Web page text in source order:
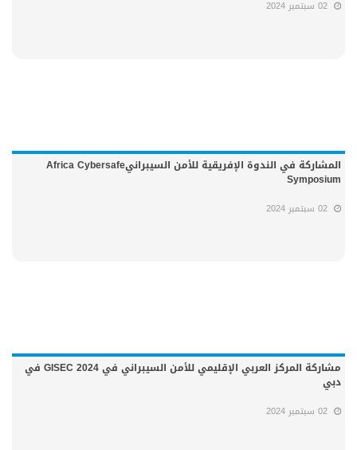
02 سبتمبر 2024
المشاركة في الندوة الإفريقية للأمن السيبرانيAfrica Cybersafe
Symposium
02 سبتمبر 2024
مشاركة المركز العربي الإقليمي للأمن السيبراني في GISEC 2024 في
دبي
02 سبتمبر 2024